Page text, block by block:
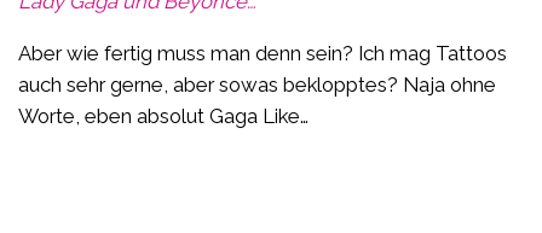
Aber wie fertig muss man denn sein? Ich mag Tattoos
auch sehr gerne, aber sowas beklopptes? Naja ohne
Worte, eben absolut Gaga Like…